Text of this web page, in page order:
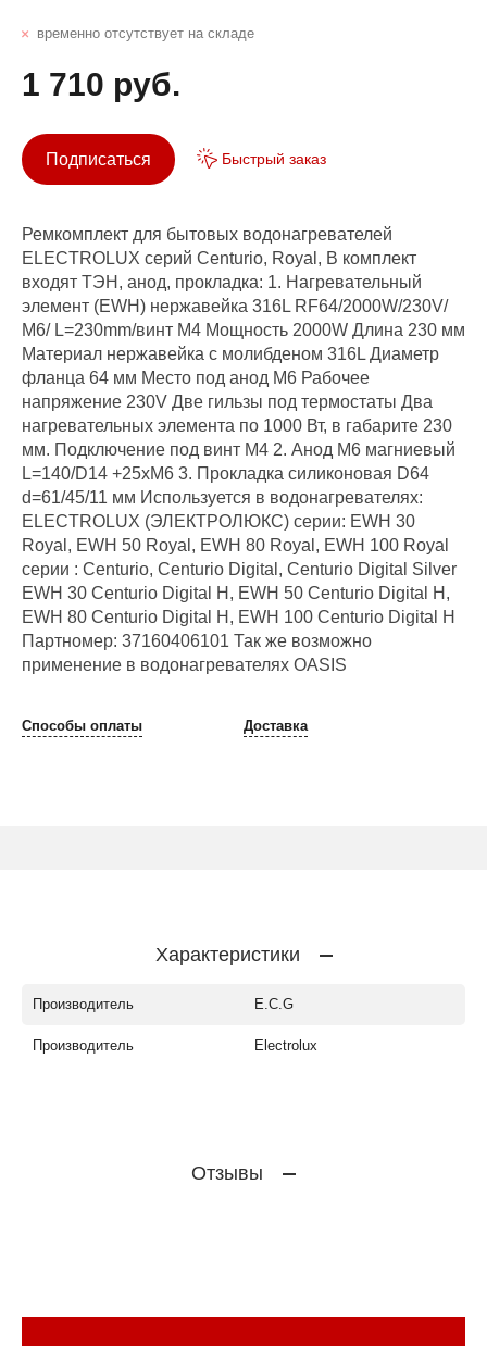
временно отсутствует на складе
1 710 руб.
Подписаться Быстрый заказ
Ремкомплект для бытовых водонагревателей
ELECTROLUX серий Centurio, Royal, В комплект
входят ТЭН, анод, прокладка: 1. Нагревательный
элемент (EWH) нержавейка 316L RF64/2000W/230V/
М6/ L=230mm/винт М4 Мощность 2000W Длина 230 мм
Материал нержавейка с молибденом 316L Диаметр
фланца 64 мм Место под анод М6 Рабочее
напряжение 230V Две гильзы под термостаты Два
нагревательных элемента по 1000 Вт, в габарите 230
мм. Подключение под винт М4 2. Анод М6 магниевый
L=140/D14 +25xM6 3. Прокладка силиконовая D64
d=61/45/11 мм Используется в водонагревателях:
ELECTROLUX (ЭЛЕКТРОЛЮКС) серии: EWH 30
Royal, EWH 50 Royal, EWH 80 Royal, EWH 100 Royal
серии : Centurio, Centurio Digital, Centurio Digital Silver
EWH 30 Centurio Digital H, EWH 50 Centurio Digital H,
EWH 80 Centurio Digital H, EWH 100 Centurio Digital H
Партномер: 37160406101 Так же возможно
применение в водонагревателях OASIS
Способы оплаты Доставка
Характеристики
Производитель E.C.G
Производитель Electrolux
Отзывы